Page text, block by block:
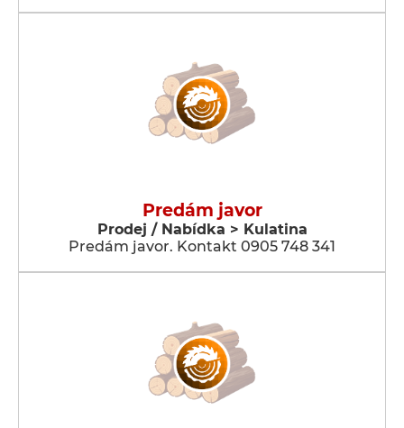
Predám javor
Prodej / Nabídka > Kulatina
Predám javor. Kontakt 0905 748 341